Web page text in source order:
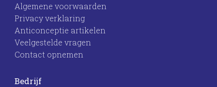
Algemene voorwaarden
Privacy verklaring
Anticonceptie artikelen
Veelgestelde vragen
Contact opnemen
Bedrijf